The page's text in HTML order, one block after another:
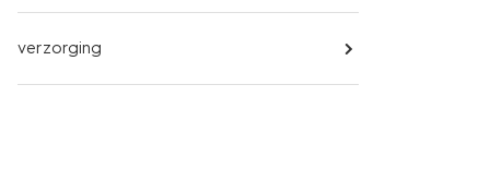
verzorging